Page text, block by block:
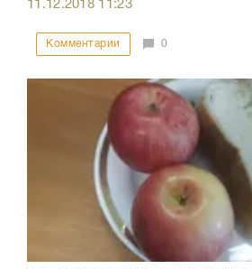
11.12.2018 11:23
Комментарии 0